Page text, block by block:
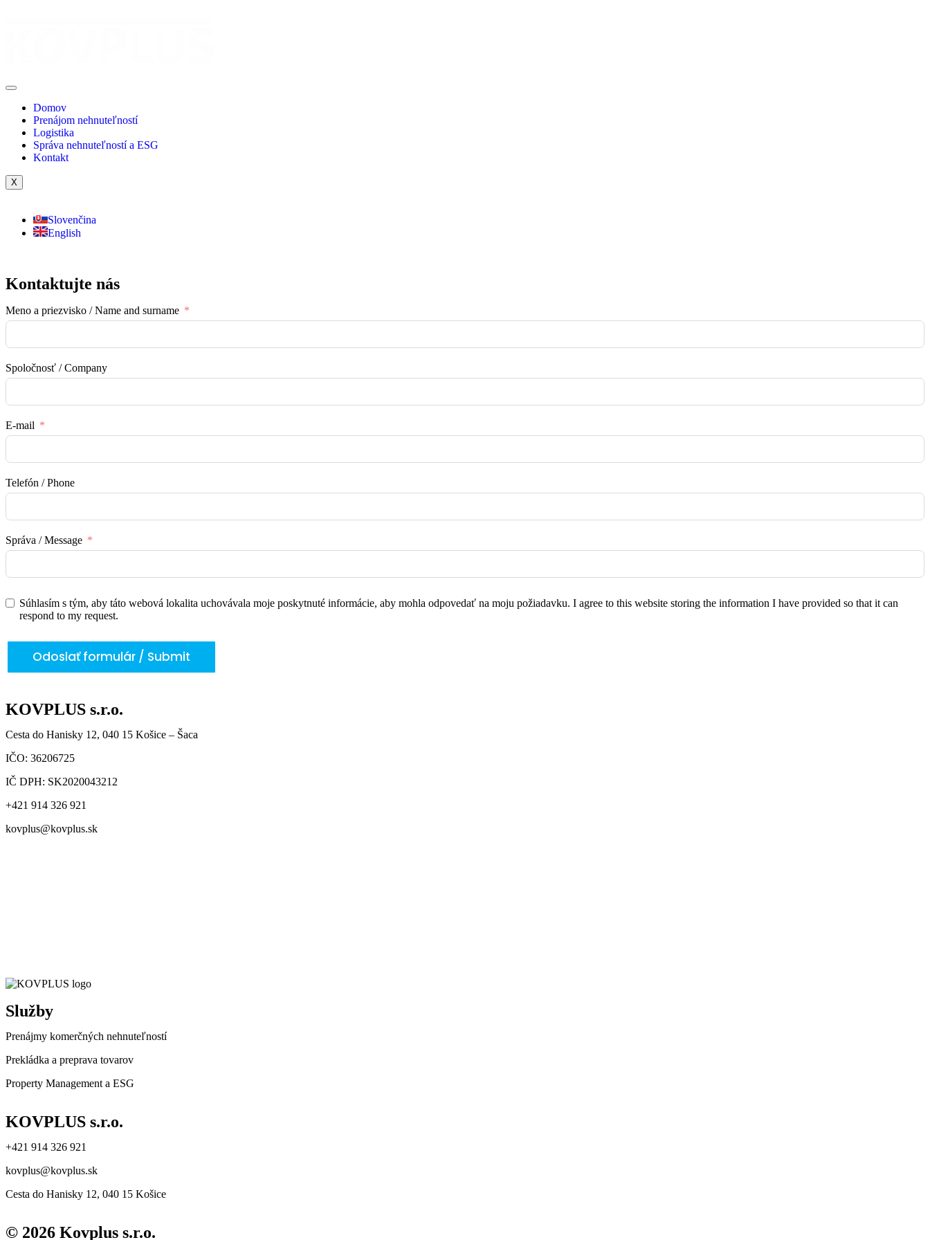
Domov
Prenájom nehnuteľností
Logistika
Správa nehnuteľností a ESG
Kontakt
X
Slovenčina
English
Kontaktujte nás
Meno a priezvisko / Name and surname
Spoločnosť / Company
E-mail
Telefón / Phone
Správa / Message
Súhlasím s tým, aby táto webová lokalita uchovávala moje poskytnuté informácie, aby mohla odpovedať na moju požiadavku. I agree to this website storing the information I have provided so that it can
respond to my request.
Odoslať formulár / Submit
KOVPLUS s.r.o.
Cesta do Hanisky 12, 040 15 Košice – Šaca
IČO: 36206725
IČ DPH: SK2020043212
+421 914 326 921
kovplus@kovplus.sk
Služby
Prenájmy komerčných nehnuteľností
Prekládka a preprava tovarov
Property Management a ESG
KOVPLUS s.r.o.
+421 914 326 921
kovplus@kovplus.sk
Cesta do Hanisky 12, 040 15 Košice
© 2026 Kovplus s.r.o.